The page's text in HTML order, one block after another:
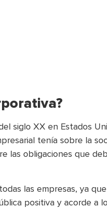
siglo XX en Estados
tenía sobre la
las obligaciones que
las empresas, ya
positiva y acorde a